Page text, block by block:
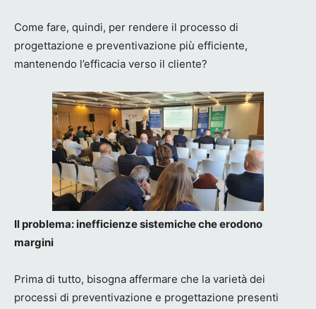
Come fare, quindi, per rendere il processo di
progettazione e preventivazione più efficiente,
mantenendo l’efficacia verso il cliente?
Il problema: inefficienze sistemiche che erodono
margini
Prima di tutto, bisogna affermare che la varietà dei
processi di preventivazione e progettazione presenti